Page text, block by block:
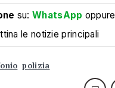
su:WhatsApp oppure
le notizie principali
polizia